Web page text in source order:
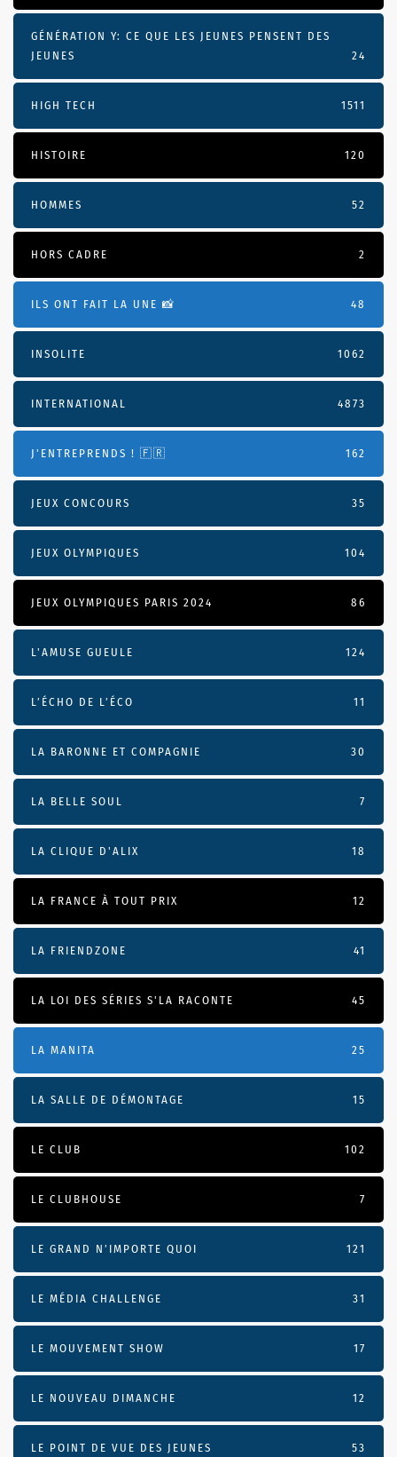
GÉNÉRATION Y: CE QUE LES JEUNES PENSENT DES
JEUNES
24
HIGH TECH 1511
HISTOIRE 120
HOMMES 52
HORS CADRE 2
ILS ONT FAIT LA UNE 📸 48
INSOLITE 1062
INTERNATIONAL 4873
J'ENTREPRENDS ! 🇫🇷 162
JEUX CONCOURS 35
JEUX OLYMPIQUES 104
JEUX OLYMPIQUES PARIS 2024 86
L'AMUSE GUEULE 124
L’ÉCHO DE L’ÉCO 11
LA BARONNE ET COMPAGNIE 30
LA BELLE SOUL 7
LA CLIQUE D'ALIX 18
LA FRANCE À TOUT PRIX 12
LA FRIENDZONE 41
LA LOI DES SÉRIES S'LA RACONTE 45
LA MANITA 25
LA SALLE DE DÉMONTAGE 15
LE CLUB 102
LE CLUBHOUSE 7
LE GRAND N’IMPORTE QUOI 121
LE MÉDIA CHALLENGE 31
LE MOUVEMENT SHOW 17
LE NOUVEAU DIMANCHE 12
LE POINT DE VUE DES JEUNES 53